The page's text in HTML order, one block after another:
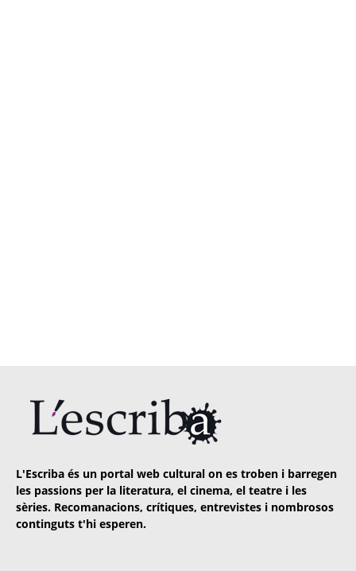
L'Escriba és un portal web cultural on es troben i barregen
les passions per la literatura, el cinema, el teatre i les
sèries. Recomanacions, crítiques, entrevistes i nombrosos
continguts t'hi esperen.